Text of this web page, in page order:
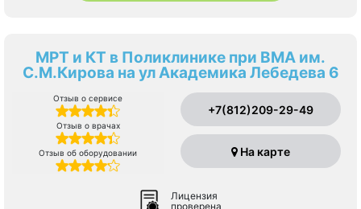
МРТ и КТ в Поликлинике при ВМА им.
С.М.Кирова на ул Академика Лебедева 6
Отзыв о сервисе
Отзыв о врачах
Отзыв об оборудовании
+7(812)209-29-49
На карте
Лицензия
проверена